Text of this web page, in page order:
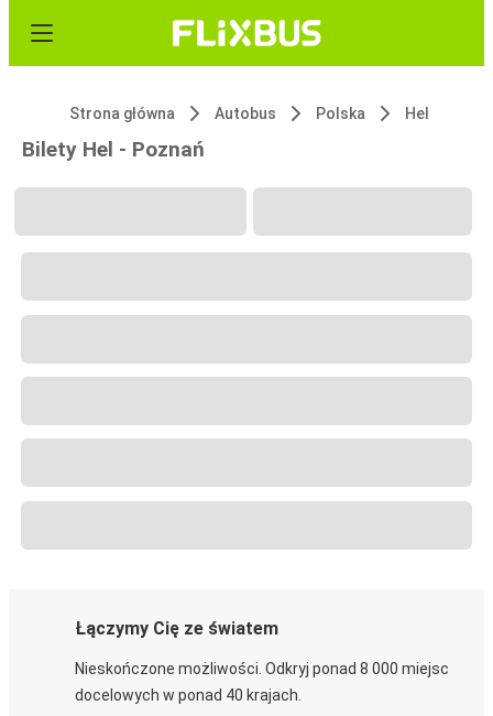
Strona główna Autobus Polska Hel
Bilety Hel - Poznań
Łączymy Cię ze światem
Nieskończone możliwości. Odkryj ponad 8 000 miejsc
docelowych w ponad 40 krajach.